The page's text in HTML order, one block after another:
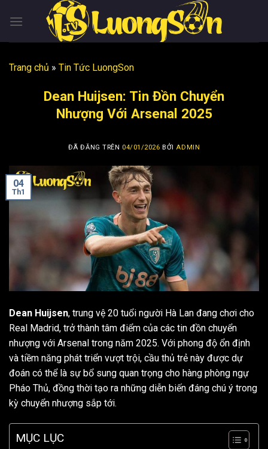
đến
Trang chủ » Tin Tức LuongSon
Dean Huijsen: Tin Đồn Chuyển
Nhượng Với Arsenal 2025
ĐÃ ĐĂNG TRÊN 04/01/2026 BỞIADMIN
04
Th1
Dean Huijsen, trung vệ 20 tuổi người Hà Lan đang chơi cho
Real Madrid, trở thành tâm điểm của các tin đồn chuyển
nhượng với Arsenal trong năm 2025. Với phong độ ổn định
và tiềm năng phát triển vượt trội, cầu thủ trẻ này được dự
đoán có thể là sự bổ sung quan trọng cho hàng phòng ngự
Pháo Thủ, đồng thời tạo ra những diễn biến đáng chú ý trong
kỳ chuyển nhượng sắp tới.
MỤC LỤC